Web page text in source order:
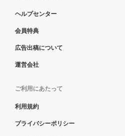
ヘルプセンター
会員特典
広告出稿について
運営会社
ご利用にあたって
利用規約
プライバシーポリシー